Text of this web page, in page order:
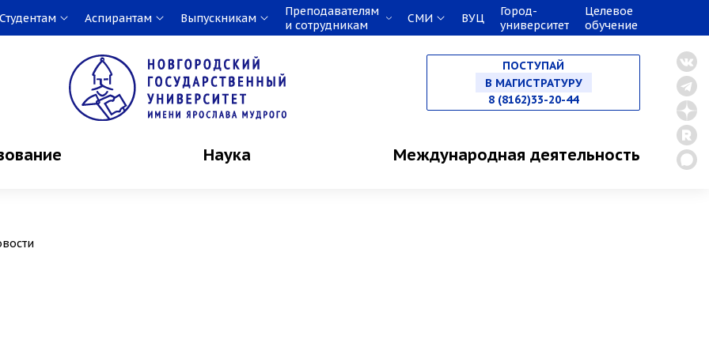
Аспирантам Выпускникам
Преподавателям
и сотрудникам
СМИ ВУЦ
Город-
университет
Целевое
обучение
ПОСТУПАЙ
НА СПЕЦИАЛИТЕТ
В МАГИСТРАТУРУ
8 (8162)33-20-44
Наука Международная деятельность